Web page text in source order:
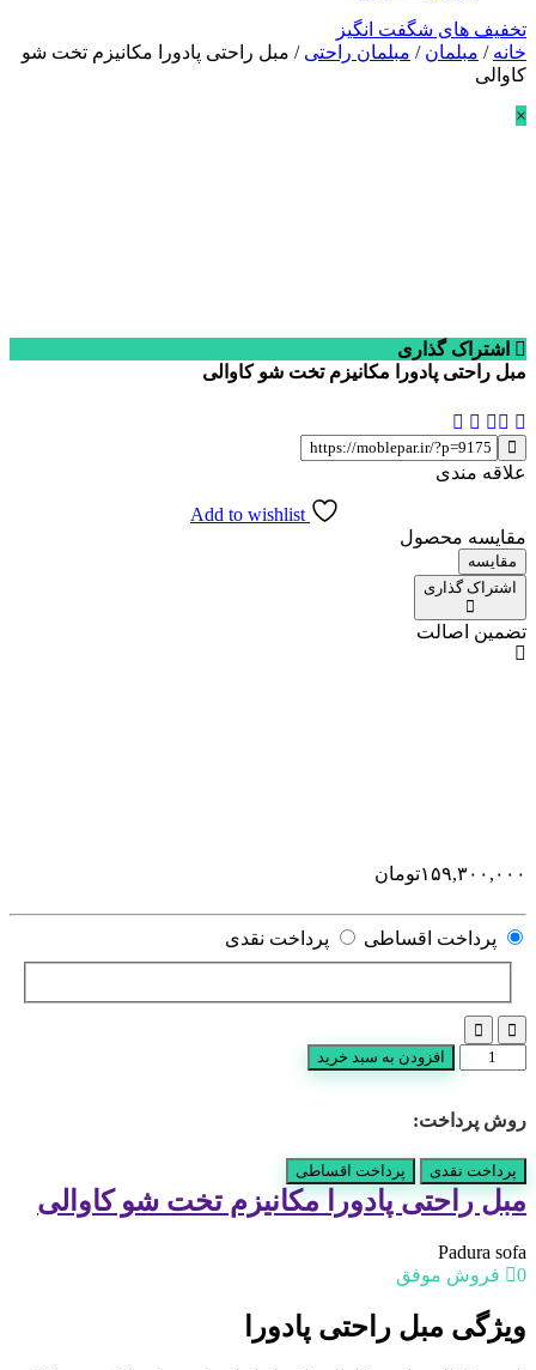
تخفیف های شگفت انگیز
خانه / مبلمان / مبلمان راحتی / مبل راحتی پادورا مکانیزم تخت شو
کاوالی
×
اشتراک گذاری
مبل راحتی پادورا مکانیزم تخت شو کاوالی
علاقه مندی
Add to wishlist
مقایسه محصول
مقایسه
اشتراک گذاری
تضمین اصالت
۱۵۹,۳۰۰,۰۰۰تومان
پرداخت اقساطی پرداخت نقدی
مکانیزم
شو
کاوالی
عدد
افزودن به سبد خرید
روش پرداخت:
پرداخت نقدی پرداخت اقساطی
مبل راحتی پادورا مکانیزم تخت شو کاوالی
Padura sofa
0 فروش موفق
ویژگی مبل راحتی پادورا